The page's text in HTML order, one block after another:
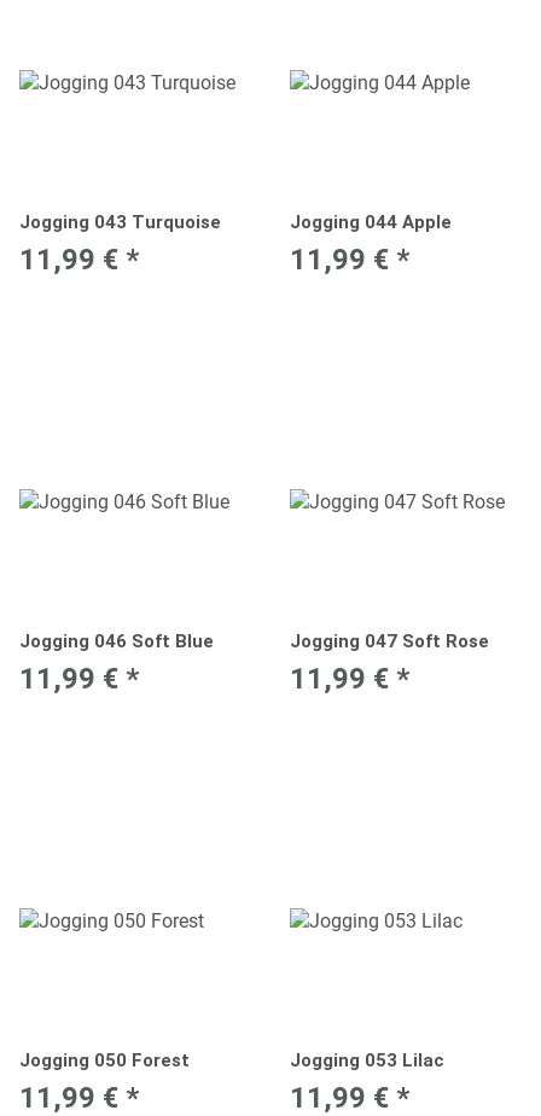
Jogging 043 Turquoise
11,99 € *
Jogging 044 Apple
11,99 € *
Jogging 046 Soft Blue
11,99 € *
Jogging 047 Soft Rose
11,99 € *
Jogging 050 Forest
11,99 € *
Jogging 053 Lilac
11,99 € *